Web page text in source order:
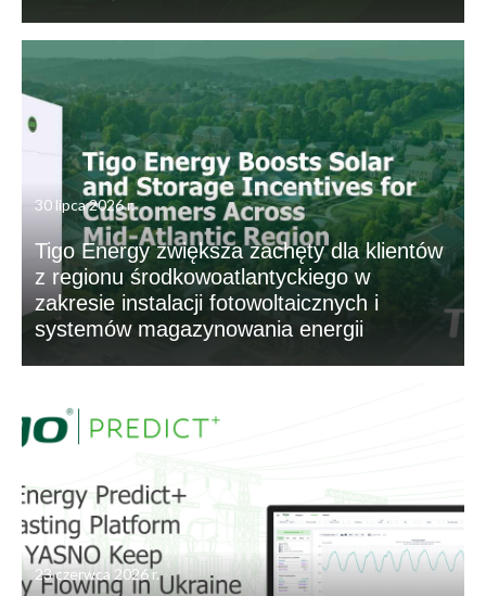
30 lipca 2026 r.
Tigo Energy zwiększa zachęty dla klientów
z regionu środkowoatlantyckiego w
zakresie instalacji fotowoltaicznych i
systemów magazynowania energii
23 czerwca 2026 r.